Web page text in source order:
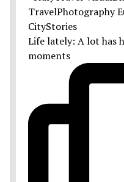
Life lately: A lot has
moments